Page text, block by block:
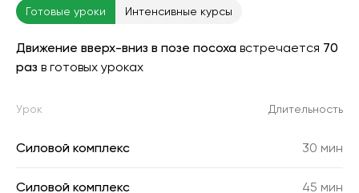
Готовые уроки Интенсивные курсы
Движение вверх-вниз в позе посоха встречается 70
раз в готовых уроках
Урок Длительность
Силовой комплекс 30 мин
Силовой комплекс 45 мин